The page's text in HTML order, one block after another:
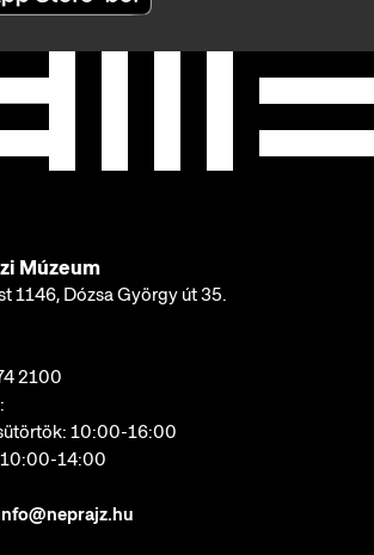
Múzeum
1146, Dózsa György út 35.
2100
10:00-16:00
14:00